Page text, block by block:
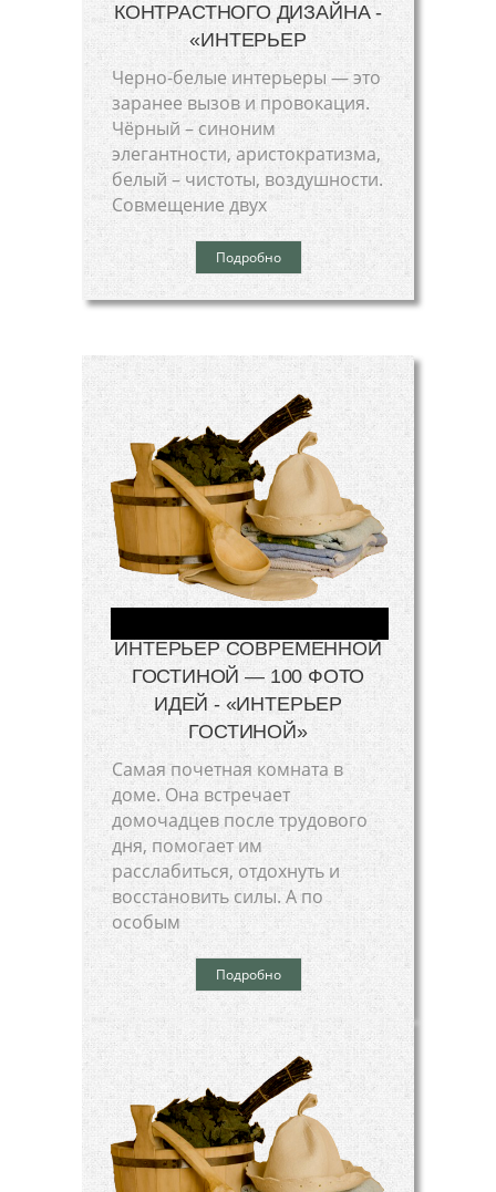
КОНТРАСТНОГО ДИЗАЙНА -
«ИНТЕРЬЕР
Черно-белые интерьеры — это
заранее вызов и провокация.
Чёрный – синоним
элегантности, аристократизма,
белый – чистоты, воздушности.
Совмещение двух
Подробно
ИНТЕРЬЕР СОВРЕМЕННОЙ
ГОСТИНОЙ — 100 ФОТО
ИДЕЙ - «ИНТЕРЬЕР
ГОСТИНОЙ»
Самая почетная комната в
доме. Она встречает
домочадцев после трудового
дня, помогает им
расслабиться, отдохнуть и
восстановить силы. А по
особым
Подробно